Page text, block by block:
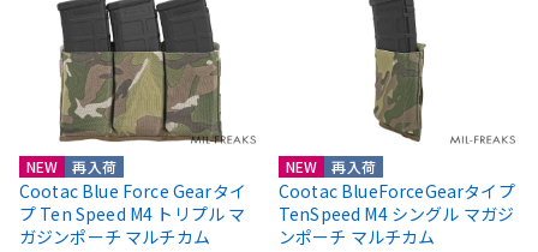
NEW 再入荷
Cootac Blue Force Gearタイ
プ Ten Speed M4 トリプル マ
ガジンポーチ マルチカム
NEW 再入荷
Cootac BlueForceGearタイプ
TenSpeed M4 シングル マガジ
ンポーチ マルチカム